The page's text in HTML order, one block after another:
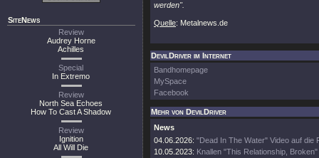
SiteNews
Review
Audrey Horne
Achilles
Special
In Extremo
Review
North Sea Echoes
How To Cast A Shadow
Review
Ignition
All Will Die
werden".
Quelle: Metalnews.de
DevilDriver im Internet
Bandhomepage
MySpace
Facebook
Mehr von DevilDriver
News
04.06.2026: "Dead In The Water" Video auf die
10.05.2023: Knallen "This Relationship,